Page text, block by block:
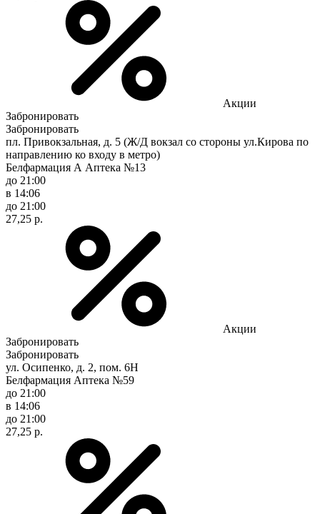
Акции
Забронировать
Забронировать
пл. Привокзальная, д. 5 (Ж/Д вокзал со стороны ул.Кирова по
направлению ко входу в метро)
Белфармация А Аптека №13
до 21:00
в 14:06
до 21:00
27,25 р.
Акции
Забронировать
Забронировать
ул. Осипенко, д. 2, пом. 6Н
Белфармация Аптека №59
до 21:00
в 14:06
до 21:00
27,25 р.